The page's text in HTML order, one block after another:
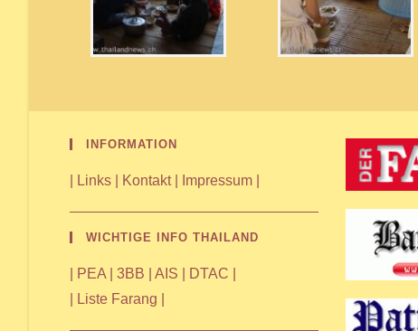
INFORMATION
Links Kontakt| Impressum
WICHTIGE INFO THAILAND
PEA| 3BB AIS DTAC
Liste Farang